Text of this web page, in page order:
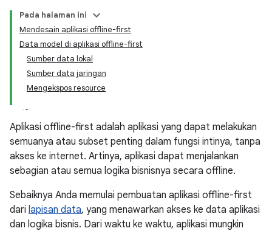
Pada halaman ini
Mendesain aplikasi offline-first
Data model di aplikasi offline-first
Sumber data lokal
Sumber data jaringan
Mengekspos resource
Aplikasi offline-first adalah aplikasi yang dapat melakukan
semuanya atau subset penting dalam fungsi intinya, tanpa
akses ke internet. Artinya, aplikasi dapat menjalankan
sebagian atau semua logika bisnisnya secara offline.
Sebaiknya Anda memulai pembuatan aplikasi offline-first
dari lapisan data, yang menawarkan akses ke data aplikasi
dan logika bisnis. Dari waktu ke waktu, aplikasi mungkin